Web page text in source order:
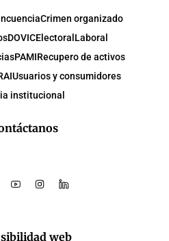
web
Crimen organizado
DOVICElectoral Laboral
PAMIRecupero de activos
Usuarios y consumidores
institucional